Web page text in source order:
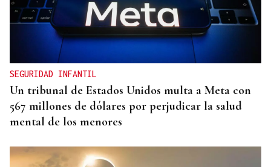
SEGURIDAD INFANTIL
Un tribunal de Estados Unidos multa a Meta con
567 millones de dólares por perjudicar la salud
mental de los menores